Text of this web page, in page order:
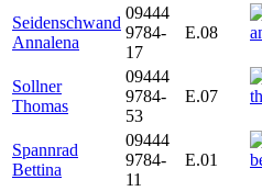
Seidenschwand
Annalena
09444
9784-
17
E.08
Sollner
Thomas
09444
9784-
53
E.07
Spannrad
Bettina
09444
9784-
11
E.01